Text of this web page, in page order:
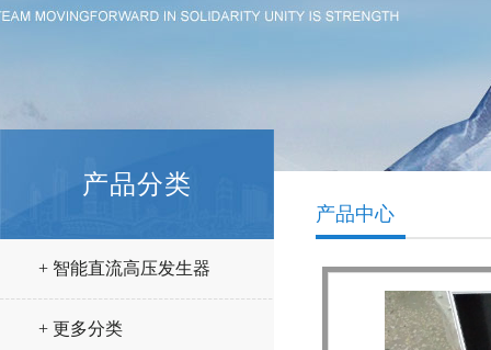
产品分类
+ 智能直流高压发生器
+ 更多分类
产品中心